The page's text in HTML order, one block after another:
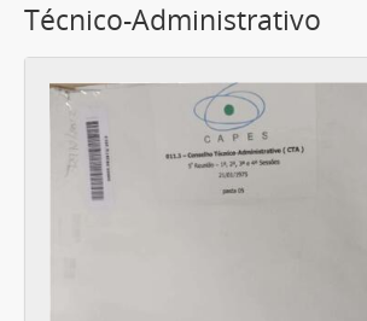
Técnico-Administrativo